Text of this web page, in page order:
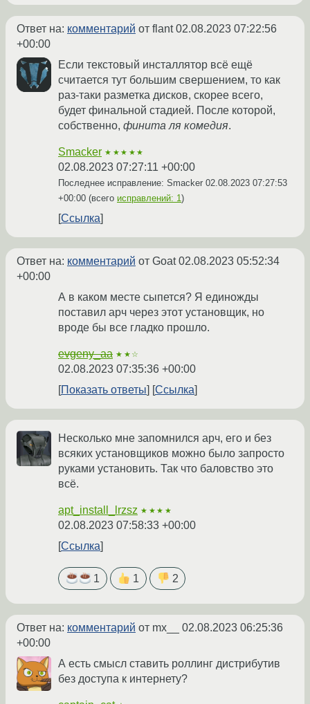
Ответ на: комментарий от flant02.08.2023 07:22:56
+00:00
Если текстовый инсталлятор всё ещё
считается тут большим свершением, то как
раз-таки разметка дисков, скорее всего,
будет финальной стадией. После которой,
собственно, финита ля комедия.
Smacker ★★★★★
02.08.2023 07:27:11 +00:00
Последнее исправление: Smacker 02.08.2023 07:27:53
+00:00 (всего исправлений: 1 )
Ссылка
Ответ на: комментарий от Goat02.08.2023 05:52:34
+00:00
А в каком месте сыпется? Я единожды
поставил арч через этот установщик, но
вроде бы все гладко прошло.
evgeny_aa ★★☆
02.08.2023 07:35:36 +00:00
Показать ответы
Ссылка
Несколько мне запомнился арч, его и без
всяких установщиков можно было запросто
руками установить. Так что баловство это
всё.
apt_install_lrzsz ★★★★
02.08.2023 07:58:33 +00:00
Ссылка
1 1 2
Ответ на: комментарий от mx__ 02.08.2023 06:25:36
+00:00
А есть смысл ставить роллинг дистрибутив
без доступа к интернету?